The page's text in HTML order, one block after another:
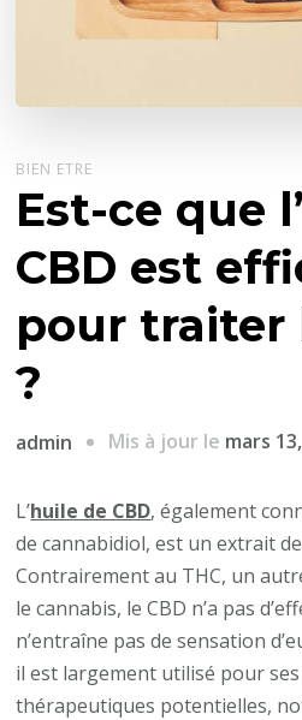
BIEN ETRE
Est-ce que
CBD est
pour traiter
?
admin Mis à jour le mars
L’huile de CBD, également
de cannabidiol, est un extrait
Contrairement au THC, un
le cannabis, le CBD n’a pas
n’entraîne pas de sensation
il est largement utilisé pour
thérapeutiques potentielles,